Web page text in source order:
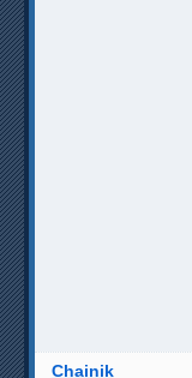
Chainik